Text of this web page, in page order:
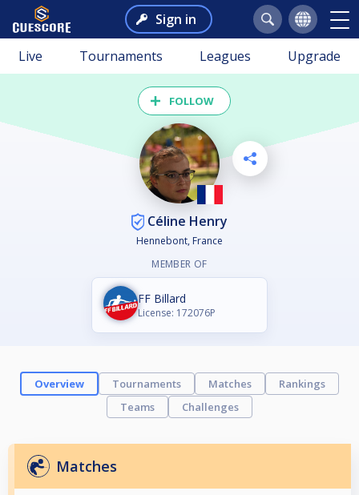
Sign in
Live Tournaments Leagues Upgrade
FOLLOW
Céline Henry
Hennebont, France
MEMBER OF
FF Billard
License: 172076P
Overview Tournaments Matches
Rankings
Teams
Challenges
Matches